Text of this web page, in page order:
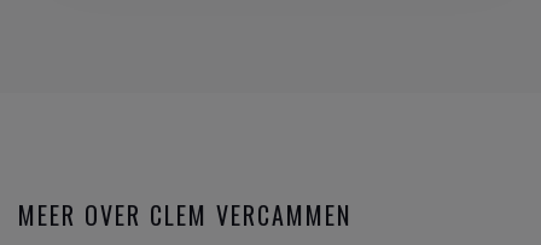
MEER OVER CLEM VERCAMMEN